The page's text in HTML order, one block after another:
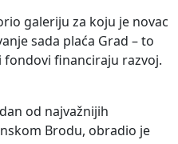
galeriju za koju je novac
sada plaća Grad – to
fondovi financiraju razvoj.
od najvažnijih
Brodu, obradio je